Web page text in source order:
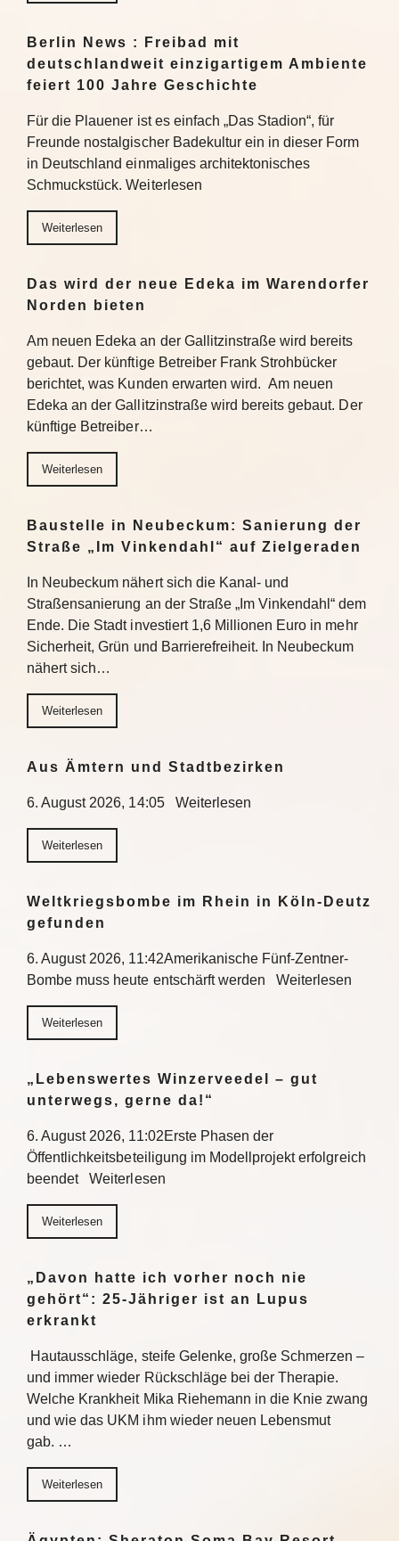
Berlin News : Freibad mit
deutschlandweit einzigartigem Ambiente
feiert 100 Jahre Geschichte
Für die Plauener ist es einfach „Das Stadion“, für
Freunde nostalgischer Badekultur ein in dieser Form
in Deutschland einmaliges architektonisches
Schmuckstück. Weiterlesen
Weiterlesen
Das wird der neue Edeka im Warendorfer
Norden bieten
Am neuen Edeka an der Gallitzinstraße wird bereits
gebaut. Der künftige Betreiber Frank Strohbücker
berichtet, was Kunden erwarten wird. Am neuen
Edeka an der Gallitzinstraße wird bereits gebaut. Der
künftige Betreiber…
Weiterlesen
Baustelle in Neubeckum: Sanierung der
Straße „Im Vinkendahl“ auf Zielgeraden
In Neubeckum nähert sich die Kanal- und
Straßensanierung an der Straße „Im Vinkendahl“ dem
Ende. Die Stadt investiert 1,6 Millionen Euro in mehr
Sicherheit, Grün und Barrierefreiheit. In Neubeckum
nähert sich…
Weiterlesen
Aus Ämtern und Stadtbezirken
6. August 2026, 14:05 Weiterlesen
Weiterlesen
Weltkriegsbombe im Rhein in Köln-Deutz
gefunden
6. August 2026, 11:42Amerikanische Fünf-Zentner-
Bombe muss heute entschärft werden Weiterlesen
Weiterlesen
„Lebenswertes Winzerveedel – gut
unterwegs, gerne da!“
6. August 2026, 11:02Erste Phasen der
Öffentlichkeitsbeteiligung im Modellprojekt erfolgreich
beendet Weiterlesen
Weiterlesen
„Davon hatte ich vorher noch nie
gehört“: 25-Jähriger ist an Lupus
erkrankt
Hautausschläge, steife Gelenke, große Schmerzen –
und immer wieder Rückschläge bei der Therapie.
Welche Krankheit Mika Riehemann in die Knie zwang
und wie das UKM ihm wieder neuen Lebensmut
gab. …
Weiterlesen